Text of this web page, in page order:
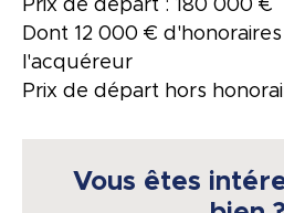
Prix de départ : 180 000 €
Dont 12 000 €
l'acquéreur
Prix de départ hors
Vous êtes